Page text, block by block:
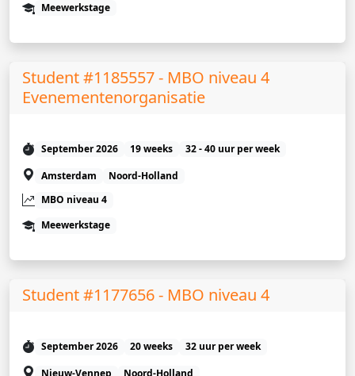
Meewerkstage
Student #1185557 - MBO niveau 4
Evenementenorganisatie
September 2026 19 weeks
32 - 40 uur per week
Amsterdam
Noord-Holland
MBO niveau 4
Meewerkstage
Student #1177656 - MBO niveau 4
September 2026 20 weeks
32 uur per week